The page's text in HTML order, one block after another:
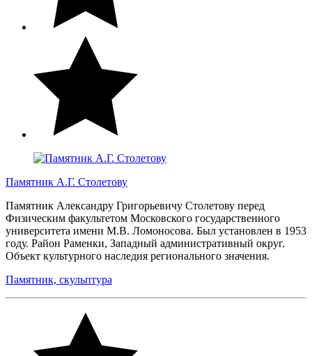
Памятник А.Г. Столетову
Памятник Александру Григорьевичу Столетову перед
Физическим факультетом Московского государственного
университета имени М.В. Ломоносова. Был установлен в 1953
году. Район Раменки, Западный административный округ.
Объект культурного наследия регионального значения.
Памятник, скульптура